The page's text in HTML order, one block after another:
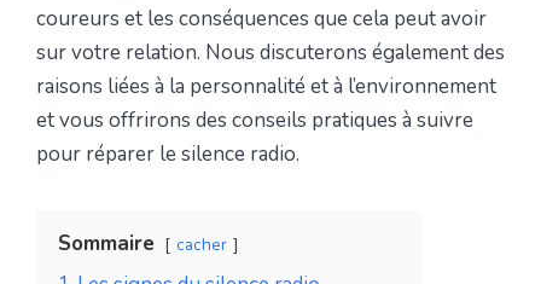
coureurs et les conséquences que cela peut avoir
sur votre relation. Nous discuterons également des
raisons liées à la personnalité et à l’environnement
et vous offrirons des conseils pratiques à suivre
pour réparer le silence radio.
Sommaire cacher